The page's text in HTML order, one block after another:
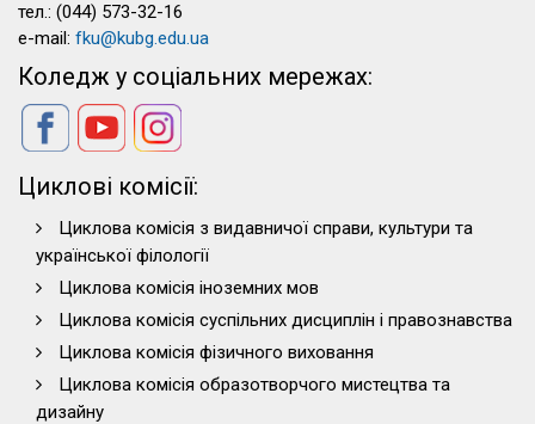
тел.: (044) 573-32-16
e-mail: fku@kubg.edu.ua
Коледж у соціальних мережах:
Циклові комісії:
Циклова комісія з видавничої справи, культури та
української філології
Циклова комісія іноземних мов
Циклова комісія суспільних дисциплін і правознавства
Циклова комісія фізичного виховання
Циклова комісія образотворчого мистецтва та
дизайну